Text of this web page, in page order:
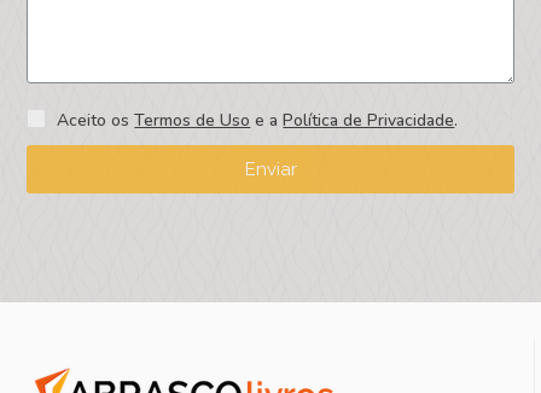
Aceito osTermos de Uso e aPolítica de Privacidade.
Enviar